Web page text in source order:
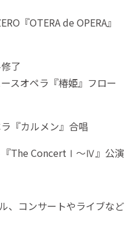
『OTERA de OPERA』
了
スオペラ『椿姫』フロー
『カルメン』合唱
The ConcertⅠ〜Ⅳ』公演
、コンサートやライブなど